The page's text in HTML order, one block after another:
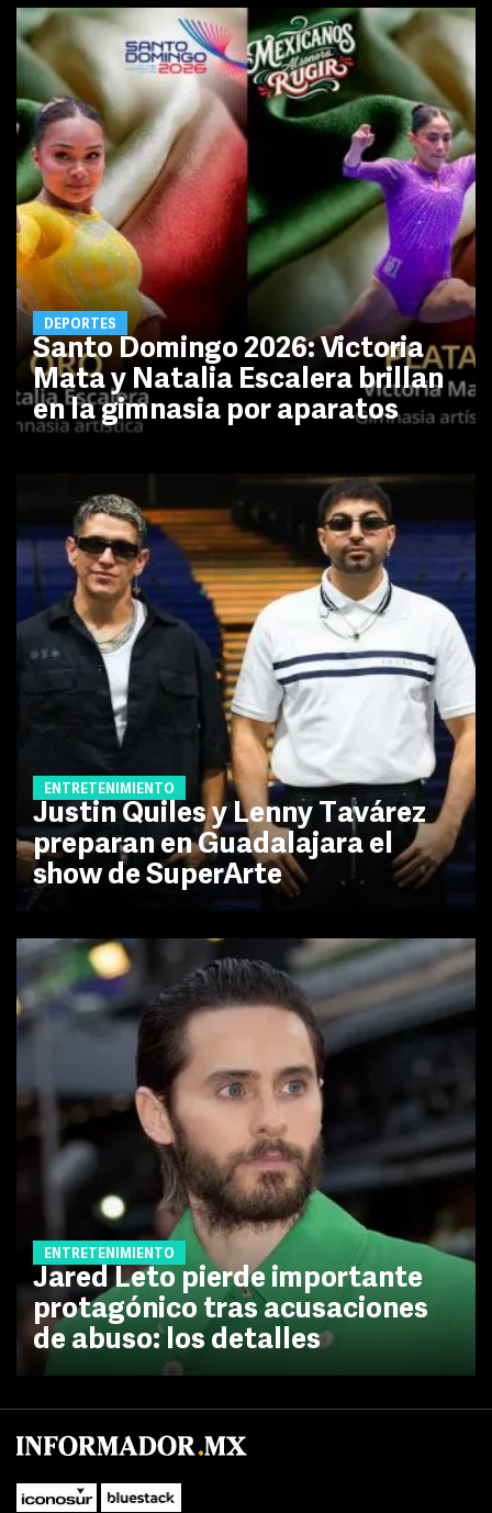
DEPORTES
Santo Domingo 2026: Victoria
Mata y Natalia Escalera brillan
en la gimnasia por aparatos
ENTRETENIMIENTO
Justin Quiles y Lenny Tavárez
preparan en Guadalajara el
show de SuperArte
ENTRETENIMIENTO
Jared Leto pierde importante
protagónico tras acusaciones
de abuso: los detalles